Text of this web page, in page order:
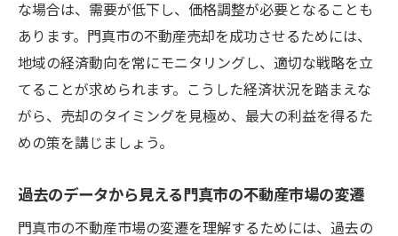
地域特性を踏まえたターゲットバイヤーの
特定
門真市の不動産市場での競争優位性の確保
門真市で不動産売却を考えるなら知っておきた
い重要なステップ
物件の価値を高めるためのリフォームポイ
ント
な場合は、需要が低下し、価格調整が必要となることも
あります。門真市の不動産売却を成功させるためには、
地域の経済動向を常にモニタリングし、適切な戦略を立
てることが求められます。こうした経済状況を踏まえな
がら、売却のタイミングを見極め、最大の利益を得るた
めの策を講じましょう。
過去のデータから見える門真市の不動産市場の変遷
門真市の不動産市場の変遷を理解するためには、過去の